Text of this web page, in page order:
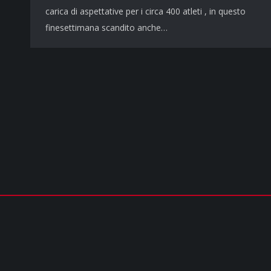
carica di aspettative per i circa 400 atleti , in questo
finesettimana scandito anche…